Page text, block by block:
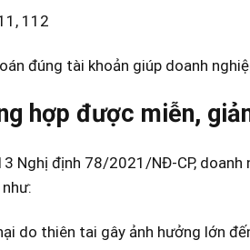
112
đúng tài khoản giúp doanh
hợp được miễn,
Nghị định 78/2021/NĐ-CP,
do thiên tai gây ảnh hưởng lớn